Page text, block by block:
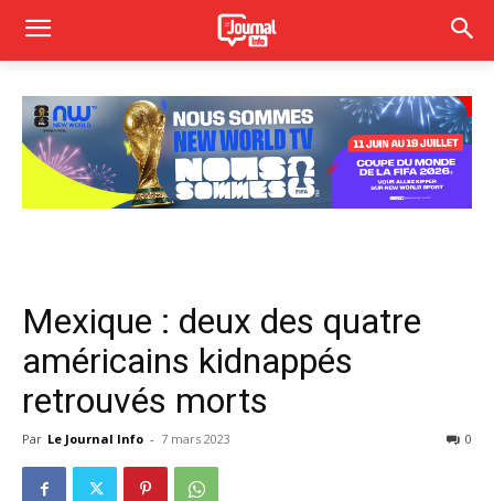
Mexique : deux des quatre
américains kidnappés
retrouvés morts
Par Le Journal Info - 7 mars 2023 0